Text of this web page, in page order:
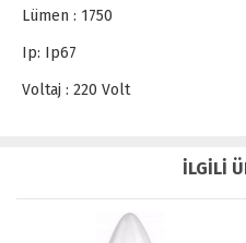
Lümen : 1750
Ip: Ip67
Voltaj : 220 Volt
İLGİLİ